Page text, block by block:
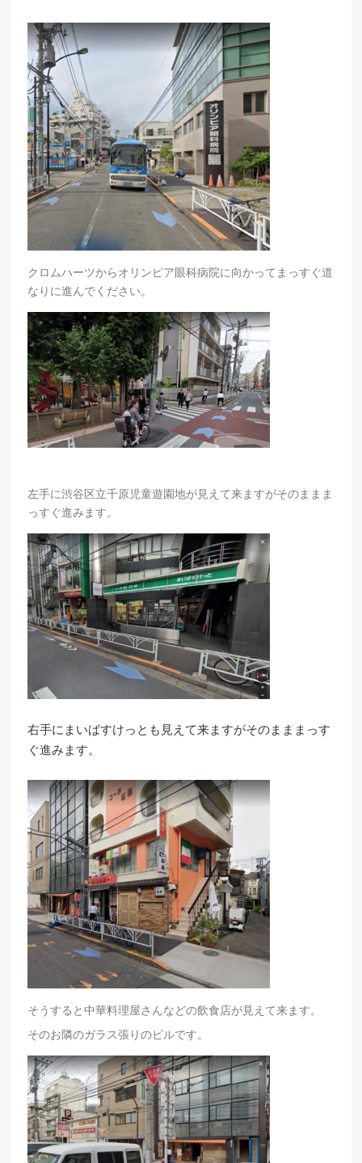
クロムハーツからオリンピア眼科病院に向かってまっすぐ道
なりに進んでください。
左手に渋谷区立千原児童遊園地が見えて来ますがそのままま
っすぐ進みます。
右手にまいばすけっとも見えて来ますがそのまままっす
ぐ進みます。
そうすると中華料理屋さんなどの飲食店が見えて来ます。
そのお隣のガラス張りのビルです。